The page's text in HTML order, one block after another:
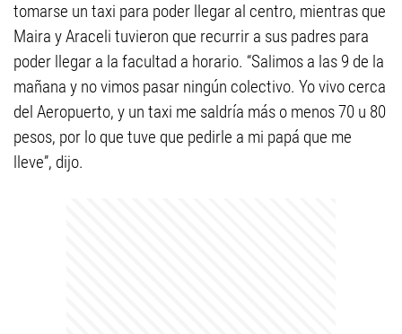
tomarse un taxi para poder llegar al centro, mientras que
Maira y Araceli tuvieron que recurrir a sus padres para
poder llegar a la facultad a horario. “Salimos a las 9 de la
mañana y no vimos pasar ningún colectivo. Yo vivo cerca
del Aeropuerto, y un taxi me saldría más o menos 70 u 80
pesos, por lo que tuve que pedirle a mi papá que me
lleve”, dijo.